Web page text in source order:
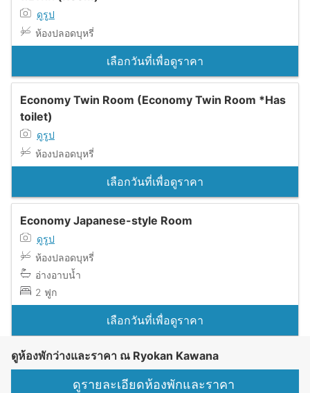
ดูรูป
ห้องปลอดบุหรี่
เลือกวันที่เพื่อดูราคา
Economy Twin Room (Economy Twin Room *Has
toilet)
ดูรูป
ห้องปลอดบุหรี่
เลือกวันที่เพื่อดูราคา
Economy Japanese-style Room
ดูรูป
ห้องปลอดบุหรี่
อ่างอาบน้ำ
2 ฟูก
เลือกวันที่เพื่อดูราคา
ดูห้องพักว่างและราคา ณ Ryokan Kawana
ดูรายละเอียดห้องพักและราคา